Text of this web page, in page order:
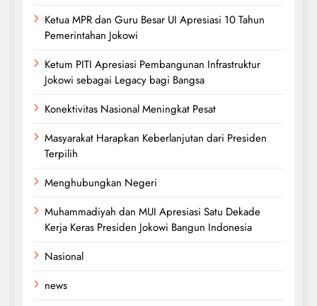
Ketua MPR dan Guru Besar UI Apresiasi 10 Tahun
Pemerintahan Jokowi
Ketum PITI Apresiasi Pembangunan Infrastruktur
Jokowi sebagai Legacy bagi Bangsa
Konektivitas Nasional Meningkat Pesat
Masyarakat Harapkan Keberlanjutan dari Presiden
Terpilih
Menghubungkan Negeri
Muhammadiyah dan MUI Apresiasi Satu Dekade
Kerja Keras Presiden Jokowi Bangun Indonesia
Nasional
news